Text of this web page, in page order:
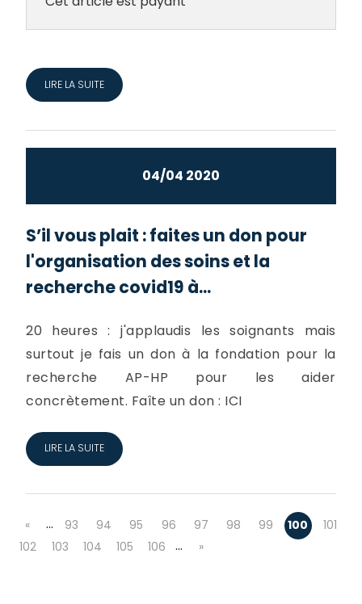
LIRE LA SUITE
04/04 2020
S’il vous plait : faites un don pour
l'organisation des soins et la
recherche covid19 à...
20 heures : j'applaudis les soignants mais
surtout je fais un don à la fondation pour la
recherche AP-HP pour les aider
concrètement. Faîte un don : ICI
LIRE LA SUITE
« … 93 94 95 96 97 98 99 100
101
102
103 104 105 106 … »